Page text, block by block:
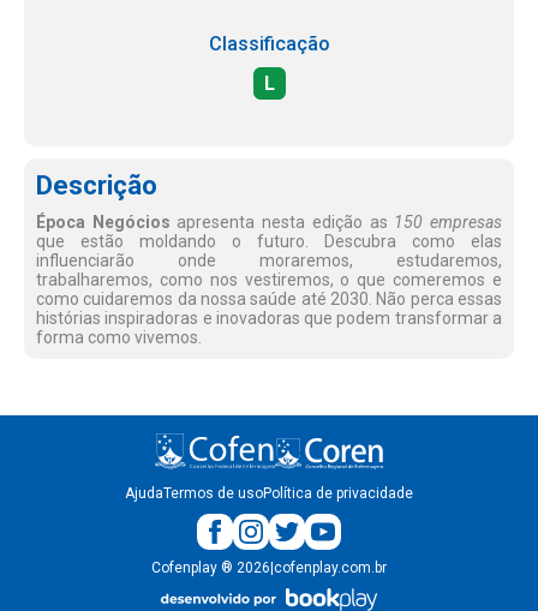
Classificação
L
Descrição
Época Negócios apresenta nesta edição as 150 empresas
que estão moldando o futuro. Descubra como elas
influenciarão onde moraremos, estudaremos,
trabalharemos, como nos vestiremos, o que comeremos e
como cuidaremos da nossa saúde até 2030. Não perca essas
histórias inspiradoras e inovadoras que podem transformar a
forma como vivemos.
AjudaTermos de usoPolítica de privacidade
Cofenplay ® 2026 cofenplay.com.br